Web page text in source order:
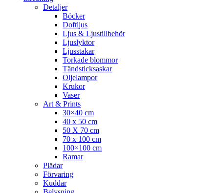
Detaljer
Böcker
Doftljus
Ljus & Ljustillbehör
Ljuslyktor
Ljusstakar
Torkade blommor
Tändsticksaskar
Oljelampor
Krukor
Vaser
Art & Prints
30×40 cm
40 x 50 cm
50 X 70 cm
70 x 100 cm
100×100 cm
Ramar
Plädar
Förvaring
Kuddar